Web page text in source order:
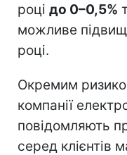
році до 0–0,5%
можливе
році.
Окремим
компанії
повідомляють
серед клієнтів